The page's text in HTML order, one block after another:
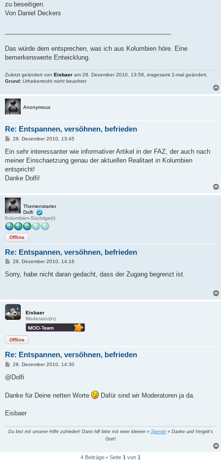
zu beseitigen.
Von Daniel Deckers
Das würde dem entsprechen, was ich aus Kolumbien höre. Eine
bemerkenswerte Entwicklung.
Zuletzt geändert von Eisbaer am 28. Dezember 2010, 13:56, insgesamt 2-mal geändert.
Grund: Urheberrecht nicht beachtet
Anonymous
Re: Entspannen, versöhnen, befrieden
B
i
r
a
28. Dezember 2010, 13:45
Ein sehr interessanter wie informativer Artikel in der FAZ, der auch nach
meiner Einschaetzung genau der aktuellen Realitaet in Kolumbien
entspricht!
Danke Dolfi!
Themenstarter
Dolfi
Kolumbien-Süchtige(r)
Offline
Re: Entspannen, versöhnen, befrieden
B
i
28. Dezember 2010, 14:16
Sorry, habe nicht daran gedacht, dass der Zugang begrenzt ist.
Eisbaer
Moderator(in)
Offline
Re: Entspannen, versöhnen, befrieden
B
i
a
g
28. Dezember 2010, 14:30
@Dolfi
Danke für Deine netten Worte Dafür sind wir Moderatoren ja da.
Eisbaer
Du bist mit unserer Hilfe zufrieden! Dann hilf bitte mit einer kleinen » Spende« Danke und Vergelt's
Gott!
4 Beiträge • Seite 1 von 1